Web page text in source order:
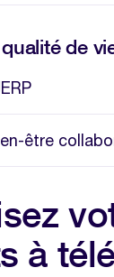
de
être
à